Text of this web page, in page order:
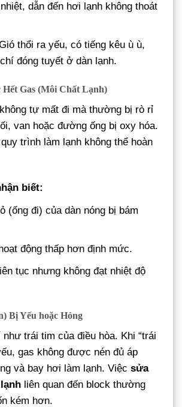
dẫn đến hơi lạnh không thoát
thổi ra yếu, có tiếng kêu ù ù,
đóng tuyết ở dàn lạnh.
Hết Gas (Môi Chất Lạnh)
tự mất đi mà thường bị rò rỉ
van hoặc đường ống bị oxy hóa.
trình làm lạnh không thể hoàn
biết:
(ống đi) của dàn nóng bị bám
động thấp hơn định mức.
tục nhưng không đạt nhiệt độ
Bị Yếu hoặc Hỏng
trái tim của điều hòa. Khi “trái
gas không được nén đủ áp
và bay hơi làm lạnh. Việc sửa
liên quan đến block thường
kém hơn.